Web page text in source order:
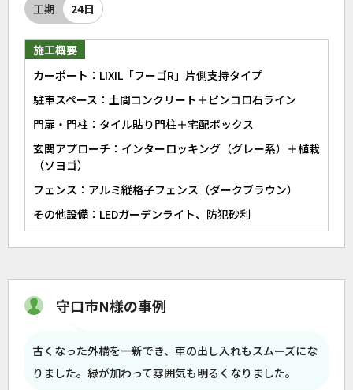
工期 24日
施工概要
カーポート：LIXIL「フーゴR」片側支持タイプ
駐車スペース：土間コンクリート＋ピンコロ石ライン
門扉・門柱：タイル貼り門柱＋宅配ボックス
玄関アプローチ：インターロッキング（グレー系）＋植栽
（ソヨゴ）
フェンス：アルミ縦格子フェンス（ダークブラウン）
その他設備：LEDガーデンライト、防犯砂利
守口市N様の事例
古くなった外構を一新でき、車の出し入れもスムーズにな
りました。緑が加わって雰囲気も明るくなりました。